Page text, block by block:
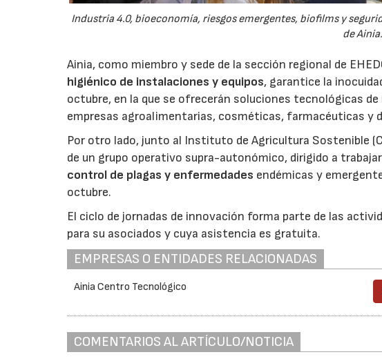
Industria 4.0, bioeconomía, riesgos emergentes, biofilms y
de Ainia.
Ainia, como miembro y sede de la sección regional de
higiénico de instalaciones y equipos, garantice la
octubre, en la que se ofrecerán soluciones tecnológicas
empresas agroalimentarias, cosméticas, farmacéuticas y
Por otro lado, junto al Instituto de Agricultura Sostenible
de un grupo operativo supra-autonómico, dirigido a
control de plagas y enfermedades endémicas y
octubre.
El ciclo de jornadas de innovación forma parte de las
para su asociados y cuya asistencia es gratuita.
EMPRESAS O ENTIDADES RELACIONADAS
Ainia Centro Tecnológico
COMENTARIOS AL ARTÍCULO/NOTICIA